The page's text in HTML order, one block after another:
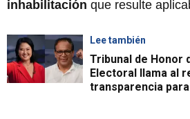
inhabilitación que resulte
Lee también
Tribunal de Honor
Electoral llama al
transparencia